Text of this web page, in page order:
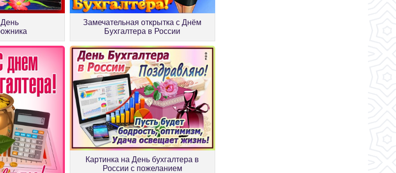
День
Замечательная открытка с Днём
Бухгалтера в России
Картинка на День бухгалтера в
России с пожеланием